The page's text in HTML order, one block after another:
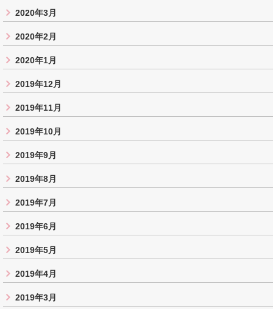
2020年3月
2020年2月
2020年1月
2019年12月
2019年11月
2019年10月
2019年9月
2019年8月
2019年7月
2019年6月
2019年5月
2019年4月
2019年3月